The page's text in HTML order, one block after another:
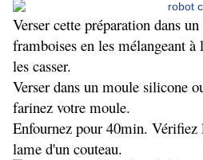
Verser cette préparation dans
framboises en les mélangeant à
les casser.
Verser dans un moule silicone
farinez votre moule.
Enfournez pour 40min. Vérifiez
lame d'un couteau.